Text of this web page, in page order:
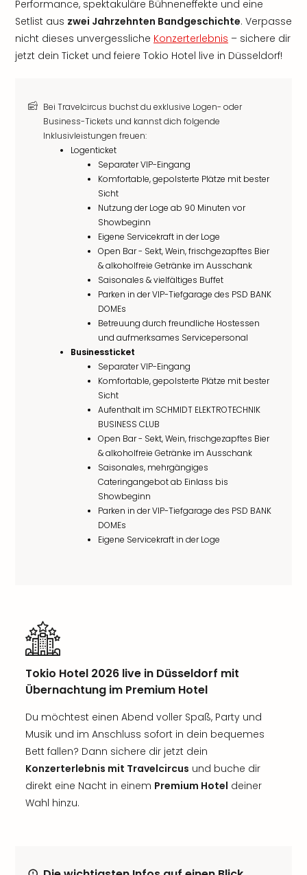
Performance, spektakuläre Bühneneffekte und eine
Setlist aus zwei Jahrzehnten Bandgeschichte. Verpasse
nicht dieses unvergessliche Konzerterlebnis – sichere dir
jetzt dein Ticket und feiere Tokio Hotel live in Düsseldorf!
Bei Travelcircus buchst du exklusive Logen- oder
Business-Tickets und kannst dich folgende
Inklusivleistungen freuen:
Logenticket
Separater VIP-Eingang
Komfortable, gepolsterte Plätze mit bester
Sicht
Nutzung der Loge ab 90 Minuten vor
Showbeginn
Eigene Servicekraft in der Loge
Open Bar - Sekt, Wein, frischgezapftes Bier
& alkoholfreie Getränke im Ausschank
Saisonales & vielfältiges Buffet
Parken in der VIP-Tiefgarage des PSD BANK
DOMEs
Betreuung durch freundliche Hostessen
und aufmerksames Servicepersonal
Businessticket
Separater VIP-Eingang
Komfortable, gepolsterte Plätze mit bester
Sicht
Aufenthalt im SCHMIDT ELEKTROTECHNIK
BUSINESS CLUB
Open Bar - Sekt, Wein, frischgezapftes Bier
& alkoholfreie Getränke im Ausschank
Saisonales, mehrgängiges
Cateringangebot ab Einlass bis
Showbeginn
Parken in der VIP-Tiefgarage des PSD BANK
DOMEs
Eigene Servicekraft in der Loge
Tokio Hotel 2026 live in Düsseldorf mit
Übernachtung im Premium Hotel
Du möchtest einen Abend voller Spaß, Party und
Musik und im Anschluss sofort in dein bequemes
Bett fallen? Dann sichere dir jetzt dein
Konzerterlebnis mit Travelcircus und buche dir
direkt eine Nacht in einem Premium Hotel deiner
Wahl hinzu.